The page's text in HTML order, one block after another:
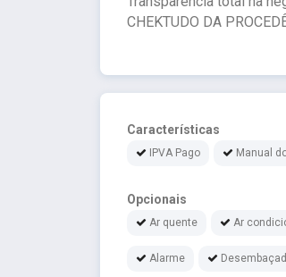
CHEKTUDO DA
Características
IPVA Pago Manual
Opcionais
Ar quente Ar
Alarme